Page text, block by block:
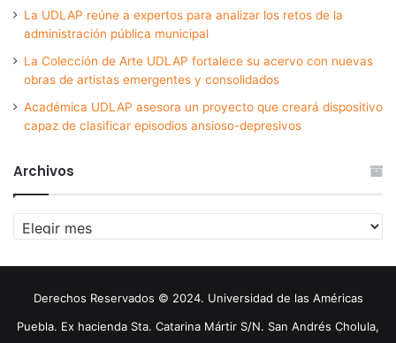
La UDLAP reúne a expertos para analizar los retos de la
administración pública municipal
La Colección de Arte UDLAP fortalece su acervo con nuevas
obras de artistas emergentes y consolidados
Académica UDLAP asesora un proyecto que creará dispositivo
capaz de clasificar episodios ansioso-depresivos
Archivos
Archivos
Derechos Reservados © 2024. Universidad de las Américas
Puebla. Ex hacienda Sta. Catarina Mártir S/N. San Andrés Cholula,